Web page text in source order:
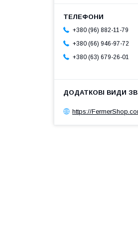
+380 (96) 882-11-79
+380 (66) 946-97-72
+380 (63) 679-26-01
https://